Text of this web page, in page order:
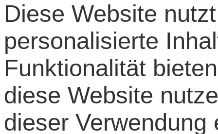
Diese Website
personalisierte
Funktionalität
diese Website
dieser Verwendung